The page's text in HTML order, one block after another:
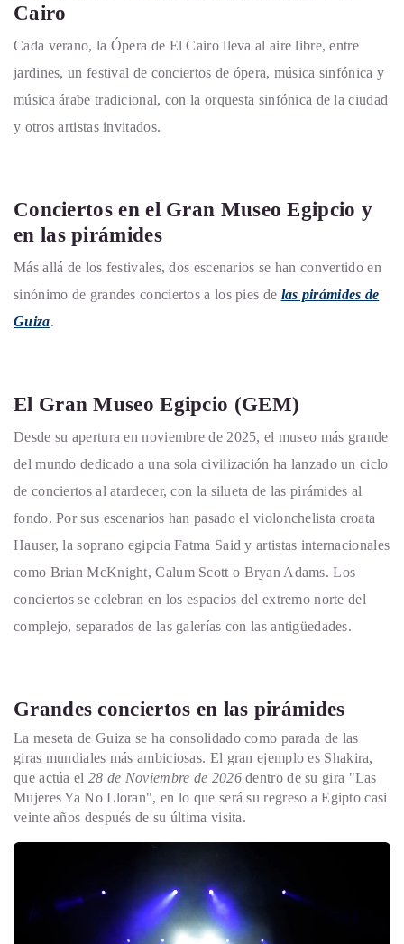
Cairo
Cada verano, la Ópera de El Cairo lleva al aire libre, entre
jardines, un festival de conciertos de ópera, música sinfónica y
música árabe tradicional, con la orquesta sinfónica de la ciudad
y otros artistas invitados.
Conciertos en el Gran Museo Egipcio y
en las pirámides
Más allá de los festivales, dos escenarios se han convertido en
sinónimo de grandes conciertos a los pies de las pirámides de
Guiza.
El Gran Museo Egipcio (GEM)
Desde su apertura en noviembre de 2025, el museo más grande
del mundo dedicado a una sola civilización ha lanzado un ciclo
de conciertos al atardecer, con la silueta de las pirámides al
fondo.Por sus escenarios han pasado el violonchelista croata
Hauser, la soprano egipcia Fatma Said y artistas internacionales
como Brian McKnight, Calum Scott o Bryan Adams.Los
conciertos se celebran en los espacios del extremo norte del
complejo, separados de las galerías con las antigüedades.
Grandes conciertos en las pirámides
La meseta de Guiza se ha consolidado como parada de las
giras mundiales más ambiciosas. El gran ejemplo es Shakira,
que actúa el 28 de Noviembre de 2026dentro de su gira "Las
Mujeres Ya No Lloran", en lo que será su regreso a Egipto casi
veinte años después de su última visita.